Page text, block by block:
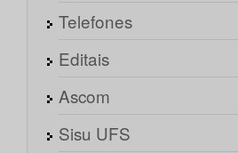
Telefones
Editais
Ascom
Sisu UFS